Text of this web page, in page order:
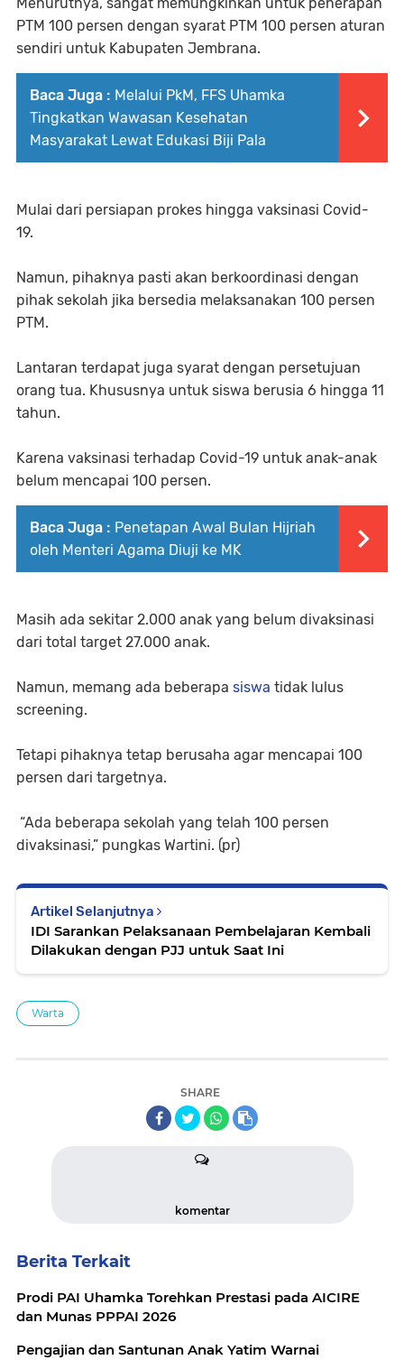
PTM 100 persen dengan syarat PTM 100 persen aturan
sendiri untuk Kabupaten Jembrana.
Baca Juga : Melalui PkM, FFS Uhamka
Tingkatkan Wawasan Kesehatan
Masyarakat Lewat Edukasi Biji Pala
Mulai dari persiapan prokes hingga vaksinasi Covid-
19.
Namun, pihaknya pasti akan berkoordinasi dengan
pihak sekolah jika bersedia melaksanakan 100 persen
PTM.
Lantaran terdapat juga syarat dengan persetujuan
orang tua. Khususnya untuk siswa berusia 6 hingga 11
tahun.
Karena vaksinasi terhadap Covid-19 untuk anak-anak
belum mencapai 100 persen.
Baca Juga : Penetapan Awal Bulan Hijriah
oleh Menteri Agama Diuji ke MK
Masih ada sekitar 2.000 anak yang belum divaksinasi
dari total target 27.000 anak.
Namun, memang ada beberapa siswa tidak lulus
screening.
Tetapi pihaknya tetap berusaha agar mencapai 100
persen dari targetnya.
“Ada beberapa sekolah yang telah 100 persen
divaksinasi,” pungkas Wartini. (pr)
Artikel Selanjutnya
IDI Sarankan Pelaksanaan Pembelajaran Kembali
Dilakukan dengan PJJ untuk Saat Ini
Warta
SHARE
komentar
Berita Terkait
Prodi PAI Uhamka Torehkan Prestasi pada AICIRE
dan Munas PPPAI 2026
Pengajian dan Santunan Anak Yatim Warnai